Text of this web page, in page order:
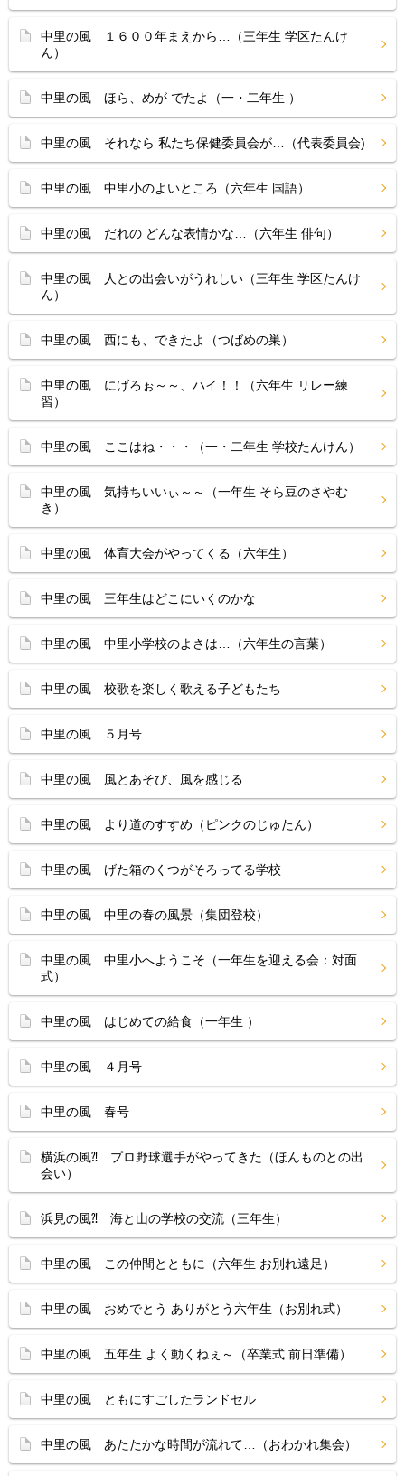
中里の風 １６００年まえから…（三年生 学区たんけ
ん）
中里の風 ほら、めが でたよ（一・二年生 ）
中里の風 それなら 私たち保健委員会が…（代表委員会)
中里の風 中里小のよいところ（六年生 国語）
中里の風 だれの どんな表情かな…（六年生 俳句）
中里の風 人との出会いがうれしい（三年生 学区たんけ
ん）
中里の風 西にも、できたよ（つばめの巣）
中里の風 にげろぉ～～、ハイ！！（六年生 リレー練
習）
中里の風 ここはね・・・（一・二年生 学校たんけん）
中里の風 気持ちいいぃ～～（一年生 そら豆のさやむ
き）
中里の風 体育大会がやってくる（六年生）
中里の風 三年生はどこにいくのかな
中里の風 中里小学校のよさは…（六年生の言葉）
中里の風 校歌を楽しく歌える子どもたち
中里の風 ５月号
中里の風 風とあそび、風を感じる
中里の風 より道のすすめ（ピンクのじゅたん）
中里の風 げた箱のくつがそろってる学校
中里の風 中里の春の風景（集団登校）
中里の風 中里小へようこそ（一年生を迎える会：対面
式）
中里の風 はじめての給食（一年生 ）
中里の風 ４月号
中里の風 春号
横浜の風⁈ プロ野球選手がやってきた（ほんものとの出
会い）
浜見の風⁈ 海と山の学校の交流（三年生）
中里の風 この仲間とともに（六年生 お別れ遠足）
中里の風 おめでとう ありがとう六年生（お別れ式）
中里の風 五年生 よく動くねぇ～（卒業式 前日準備）
中里の風 ともにすごしたランドセル
中里の風 あたたかな時間が流れて…（おわかれ集会）